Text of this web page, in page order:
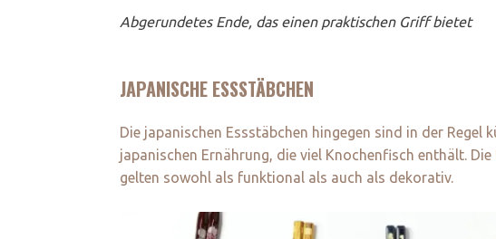
Abgerundetes Ende, das einen praktischen Griff bietet
JAPANISCHE ESSSTÄBCHEN
Die japanischen Essstäbchen hingegen sind in der
japanischen Ernährung, die viel Knochenfisch enthält.
gelten sowohl als funktional als auch als dekorativ.